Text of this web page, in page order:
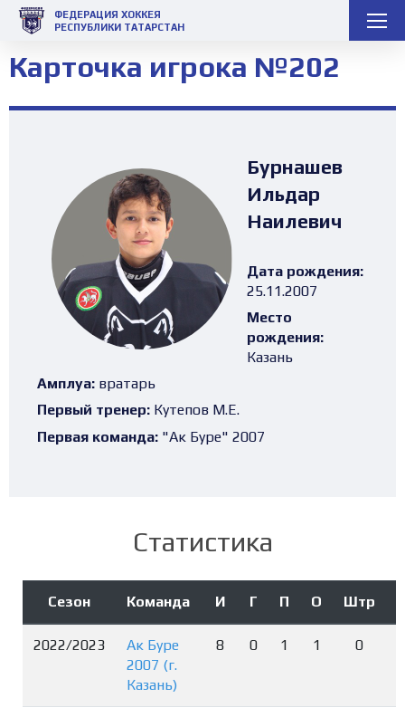
ФЕДЕРАЦИЯ ХОККЕЯ
РЕСПУБЛИКИ ТАТАРСТАН
Карточка игрока №202
Бурнашев
Ильдар
Наилевич
Дата рождения:
25.11.2007
Место
рождения:
Казань
Амплуа: вратарь
Первый тренер: Кутепов М.Е.
Первая команда: "Ак Буре" 2007
Статистика
Сезон Команда И Г П О Штр
2022/2023
Ак Буре
2007 (г.
Казань)
8 0 1 1 0